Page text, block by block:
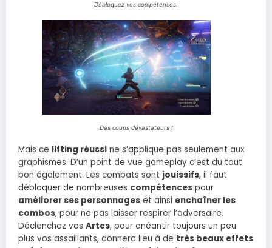
Débloquez vos compétences.
Des coups dévastateurs !
Mais ce lifting réussi ne s’applique pas seulement aux
graphismes. D’un point de vue gameplay c’est du tout
bon également. Les combats sont jouissifs, il faut
débloquer de nombreuses compétences pour
améliorer ses personnages et ainsi enchaîner les
combos, pour ne pas laisser respirer l’adversaire.
Déclenchez vos Artes, pour anéantir toujours un peu
plus vos assaillants, donnera lieu à de très beaux effets